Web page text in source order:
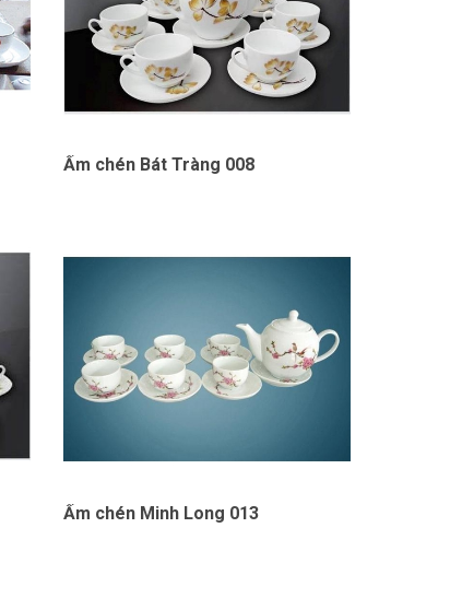
Ấm chén Bát Tràng 008
Ấm chén Minh Long 013